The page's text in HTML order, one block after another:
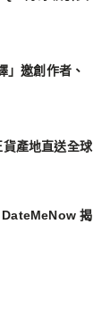
」邀創作者、
產地直送全球
DateMeNow 揭